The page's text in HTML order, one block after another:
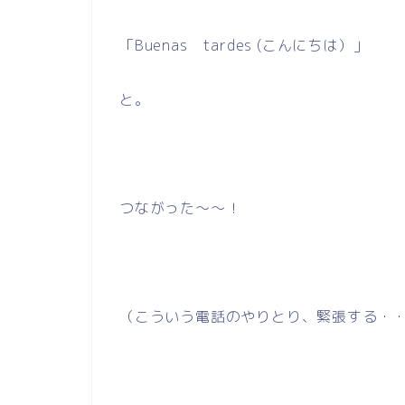
「Buenas tardes (こんにちは）」
と。
つながった～～！
（こういう電話のやりとり、緊張する・